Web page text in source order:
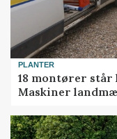
PLANTER
18 montører står
Maskiner